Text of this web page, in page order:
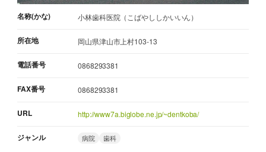
名称(かな) 小林歯科医院（こばやししかいいん）
所在地 岡山県津山市上村103-13
電話番号 0868293381
FAX番号 0868293381
URL http://www7a.biglobe.ne.jp/~dentkoba/
ジャンル 病院 歯科